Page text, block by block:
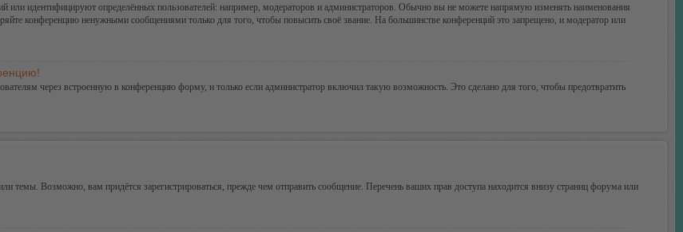
идентифицируют определённых пользователей: например, модераторов и администраторов. Обычно вы не можете напрямую изменять наименования
конференцию ненужными сообщениями только для того, чтобы повысить своё звание. На большинстве конференций это запрещено, и модератор или
через встроенную в конференцию форму, и только если администратор включил такую возможность. Это сделано для того, чтобы предотвратить
Возможно, вам придётся зарегистрироваться, прежде чем отправить сообщение. Перечень ваших прав доступа находится внизу страниц форума или